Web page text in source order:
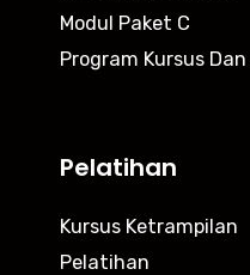
Modul Paket C
Program Kursus
Pelatihan
Kursus Ketrampilan
Pelatihan